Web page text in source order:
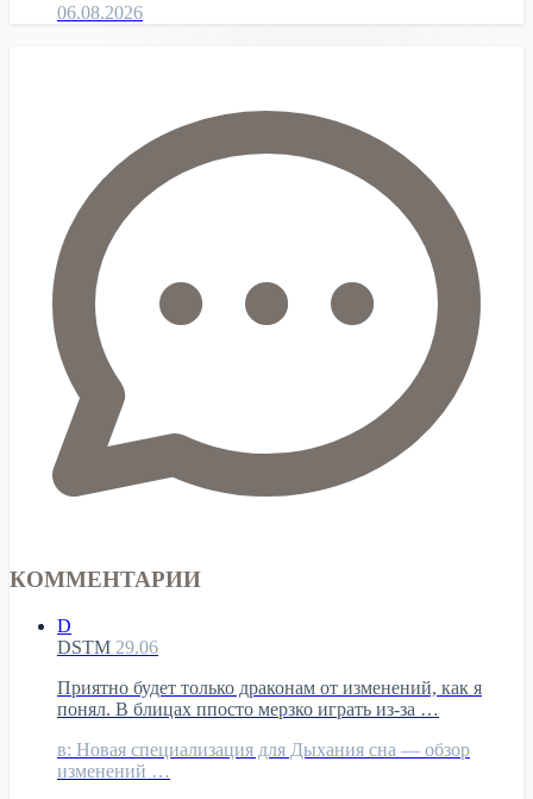
06.08.2026
КОММЕНТАРИИ
D
DSTM 29.06
Приятно будет только драконам от изменений, как я
понял. В блицах ппосто мерзко играть из-за …
в: Новая специализация для Дыхания сна — обзор
изменений …